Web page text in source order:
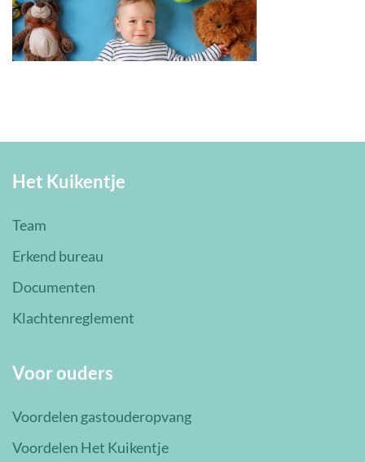
Het Kuikentje
Team
Erkend bureau
Documenten
Klachtenreglement
Voor ouders
Voordelen gastouderopvang
Voordelen Het Kuikentje